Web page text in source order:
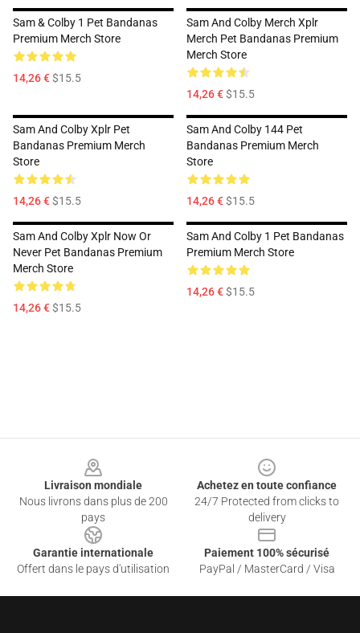
Sam & Colby 1 Pet Bandanas
Premium Merch Store
14,26 €$15.5
Sam And Colby Merch Xplr
Merch Pet Bandanas Premium
Merch Store
14,26 €$15.5
Sam And Colby Xplr Pet
Bandanas Premium Merch
Store
14,26 €$15.5
Sam And Colby 144 Pet
Bandanas Premium Merch
Store
14,26 €$15.5
Sam And Colby Xplr Now Or
Never Pet Bandanas Premium
Merch Store
14,26 €$15.5
Sam And Colby 1 Pet Bandanas
Premium Merch Store
14,26 €$15.5
Livraison mondiale
Nous livrons dans plus de 200
pays
Achetez en toute confiance
24/7 Protected from clicks to
delivery
Garantie internationale
Offert dans le pays d'utilisation
Paiement 100% sécurisé
PayPal / MasterCard / Visa